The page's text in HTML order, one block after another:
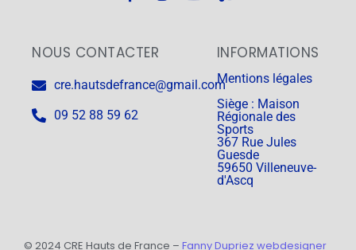
NOUS CONTACTER
cre.hautsdefrance@gmail.com
09 52 88 59 62
INFORMATIONS
Mentions légales
Siège : Maison
Régionale des
Sports
367 Rue Jules
Guesde
59650 Villeneuve-
d'Ascq
© 2024 CRE Hauts de France – Fanny Dupriez webdesigner